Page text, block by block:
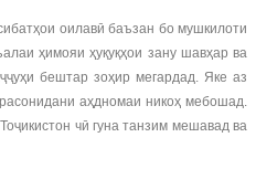
оилавӣ баъзан бо мушкилоти
ҳимояи ҳуқуқҳои зану шавҳар ва
бештар зоҳир мегардад. Яке аз
аҳдномаи никоҳ мебошад.
чӣ гуна танзим мешавад ва